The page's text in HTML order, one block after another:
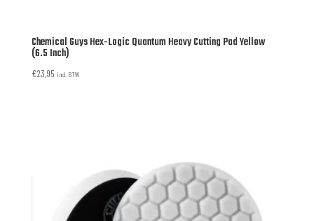
Chemical Guys Hex-Logic Quantum Heavy Cutting Pad Yellow
(6.5 Inch)
€23,95 incl. BTW